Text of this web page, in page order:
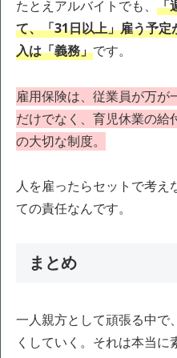
たとえアルバイトでも、 「
て、「31日以上」雇う予定
入は「義務」です。
雇用保険は、従業員が万
だけでなく、育児休業の給
の大切な制度。
人を雇ったらセットで考え
ての責任なんです。
まとめ
一人親方として頑張る中で
くしていく。それは本当